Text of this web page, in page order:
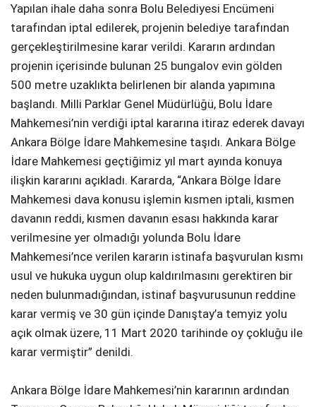
Yapılan ihale daha sonra Bolu Belediyesi Encümeni
tarafından iptal edilerek, projenin belediye tarafından
gerçekleştirilmesine karar verildi. Kararın ardından
projenin içerisinde bulunan 25 bungalov evin gölden
500 metre uzaklıkta belirlenen bir alanda yapımına
başlandı. Milli Parklar Genel Müdürlüğü, Bolu İdare
Mahkemesi’nin verdiği iptal kararına itiraz ederek davayı
Ankara Bölge İdare Mahkemesine taşıdı. Ankara Bölge
İdare Mahkemesi geçtiğimiz yıl mart ayında konuya
ilişkin kararını açıkladı. Kararda, “Ankara Bölge İdare
Mahkemesi dava konusu işlemin kısmen iptali, kısmen
davanın reddi, kısmen davanın esası hakkında karar
verilmesine yer olmadığı yolunda Bolu İdare
Mahkemesi’nce verilen kararın istinafa başvurulan kısmı
usul ve hukuka uygun olup kaldırılmasını gerektiren bir
neden bulunmadığından, istinaf başvurusunun reddine
karar vermiş ve 30 gün içinde Danıştay’a temyiz yolu
açık olmak üzere, 11 Mart 2020 tarihinde oy çokluğu ile
karar vermiştir” denildi.
Ankara Bölge İdare Mahkemesi’nin kararının ardından